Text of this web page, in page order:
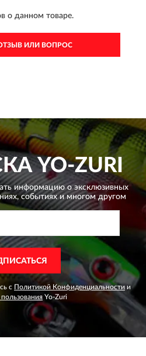
о данном товаре.
ИЛИ ВОПРОС
YO-ZURI
информацию о эксклюзивных
событиях и многом другом
с Политикой Конфиденциальности и
Yo-Zuri